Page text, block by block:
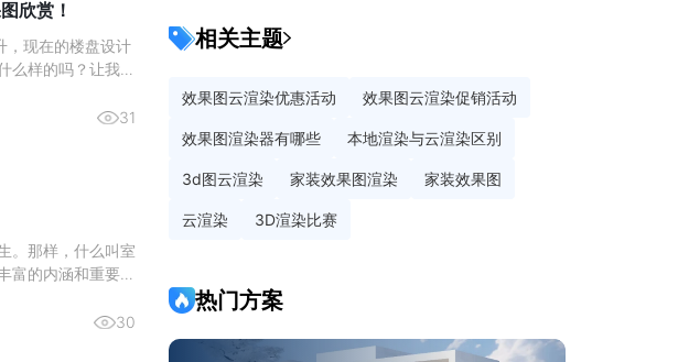
欣赏！
，现在的楼盘设计
样的吗？让我们
31
。那样，什么叫室
的内涵和重要的
30
相关主题
效果图云渲染优惠活动 效果图云渲染促销活动
效果图渲染器有哪些 本地渲染与云渲染区别
3d图云渲染 家装效果图渲染 家装效果图
云渲染 3D渲染比赛
热门方案